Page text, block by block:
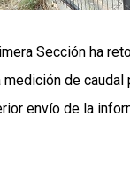
Sección ha
de
envío de la